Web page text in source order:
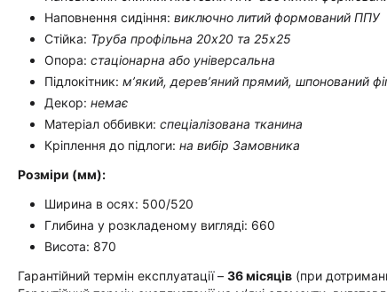
Наповнення сидіння: виключно литий формований ППУ
Стійка: Труба профільна 20х20 та 25х25
Опора: стаціонарна або універсальна
Підлокітник: м’який, дерев’яний прямий, шпонований
Декор: немає
Матеріал оббивки: спеціалізована тканина
Кріплення до підлоги: на вибір Замовника
Розміри (мм):
Ширина в осях: 500/520
Глибина у розкладеному вигляді: 660
Висота: 870
Гарантійний термін експлуатації – 36 місяців (при